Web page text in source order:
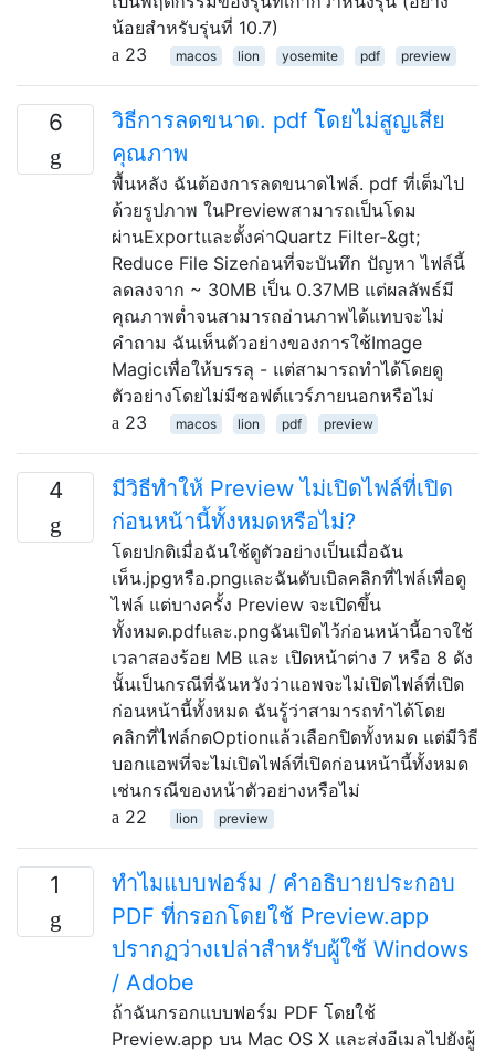
น้อยสำหรับรุ่นที่ 10.7)
23
macos lion yosemite pdf preview
6
วิธีการลดขนาด. pdf โดยไม่สูญเสีย
คุณภาพ
พื้นหลัง ฉันต้องการลดขนาดไฟล์. pdf ที่เต็มไป
ด้วยรูปภาพ ในPreviewสามารถเป็นโดม
ผ่านExportและตั้งค่าQuartz Filter-&gt;
Reduce File Sizeก่อนที่จะบันทึก ปัญหา ไฟล์นี้
ลดลงจาก ~ 30MB เป็น 0.37MB แต่ผลลัพธ์มี
คุณภาพต่ำจนสามารถอ่านภาพได้แทบจะไม่
คำถาม ฉันเห็นตัวอย่างของการใช้Image
Magicเพื่อให้บรรลุ - แต่สามารถทำได้โดยดู
ตัวอย่างโดยไม่มีซอฟต์แวร์ภายนอกหรือไม่
23
macos lion pdf preview
4
มีวิธีทำให้ Preview ไม่เปิดไฟล์ที่เปิด
ก่อนหน้านี้ทั้งหมดหรือไม่?
โดยปกติเมื่อฉันใช้ดูตัวอย่างเป็นเมื่อฉัน
เห็น.jpgหรือ.pngและฉันดับเบิลคลิกที่ไฟล์เพื่อดู
ไฟล์ แต่บางครั้ง Preview จะเปิดขึ้น
ทั้งหมด.pdfและ.pngฉันเปิดไว้ก่อนหน้านี้อาจใช้
เวลาสองร้อย MB และ เปิดหน้าต่าง 7 หรือ 8 ดัง
นั้นเป็นกรณีที่ฉันหวังว่าแอพจะไม่เปิดไฟล์ที่เปิด
ก่อนหน้านี้ทั้งหมด ฉันรู้ว่าสามารถทำได้โดย
คลิกที่ไฟล์กดOptionแล้วเลือกปิดทั้งหมด แต่มีวิธี
บอกแอพที่จะไม่เปิดไฟล์ที่เปิดก่อนหน้านี้ทั้งหมด
เช่นกรณีของหน้าตัวอย่างหรือไม่
22
lion preview
1
ทำไมแบบฟอร์ม / คำอธิบายประกอบ
PDF ที่กรอกโดยใช้ Preview.app
ปรากฏว่างเปล่าสำหรับผู้ใช้ Windows
/ Adobe
ถ้าฉันกรอกแบบฟอร์ม PDF โดยใช้
Preview.app บน Mac OS X และส่งอีเมลไปยังผู้